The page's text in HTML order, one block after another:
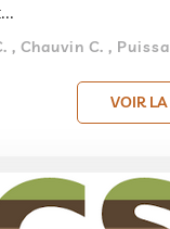
, Chauvin C. ,
VOIR LA